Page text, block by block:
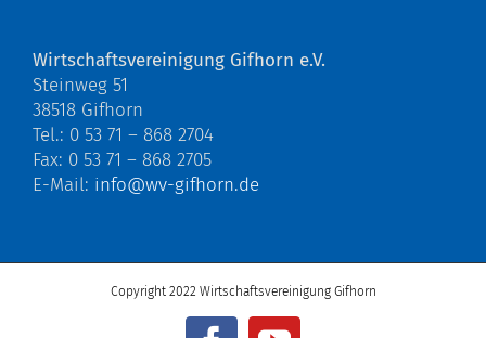
Wirtschaftsvereinigung Gifhorn e.V.
Steinweg 51
38518 Gifhorn
Tel.: 0 53 71 – 868 2704
Fax: 0 53 71 – 868 2705
E-Mail: info@wv-gifhorn.de
Copyright 2022 Wirtschaftsvereinigung Gifhorn